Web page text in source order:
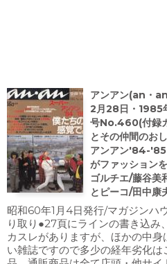
アンアン(an・
2月28日・1985
号No.460(付録
とその仲間のお
アンアン'84-'85
がファッション
ゴルチエ/藤谷美
とピーコ/田中康
昭和60年1月4日発行/マガジンハ
り取り●27頁にラインの書き込み
カスレがありますが、ほかの中
い雑誌ですので多少の経年劣化